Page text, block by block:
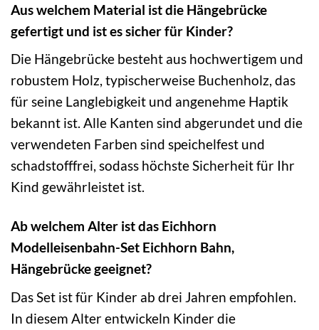
Aus welchem Material ist die Hängebrücke
gefertigt und ist es sicher für Kinder?
Die Hängebrücke besteht aus hochwertigem und
robustem Holz, typischerweise Buchenholz, das
für seine Langlebigkeit und angenehme Haptik
bekannt ist. Alle Kanten sind abgerundet und die
verwendeten Farben sind speichelfest und
schadstofffrei, sodass höchste Sicherheit für Ihr
Kind gewährleistet ist.
Ab welchem Alter ist das Eichhorn
Modelleisenbahn-Set Eichhorn Bahn,
Hängebrücke geeignet?
Das Set ist für Kinder ab drei Jahren empfohlen.
In diesem Alter entwickeln Kinder die